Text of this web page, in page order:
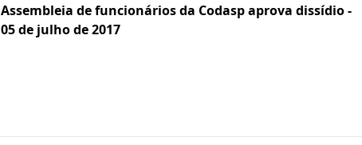
Assembleia de funcionários da Codasp aprova dissídio -
05 de julho de 2017